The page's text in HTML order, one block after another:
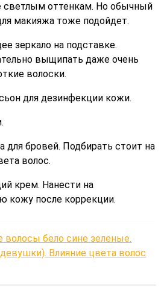
светлым оттенкам. Но обычный
макияжа тоже подойдет.
зеркало на подставке.
выщипать даже очень
волоски.
для дезинфекции кожи.
для бровей. Подбирать стоит на
волос.
крем. Нанести на
кожу после коррекции.
волосы бело сине зеленые.
Влияние цвета волос